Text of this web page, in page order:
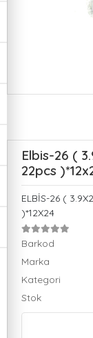
Elbis-26 (
22pcs
ELBİS-26 (
)*12X24
Barkod
Marka
Kategori
Stok